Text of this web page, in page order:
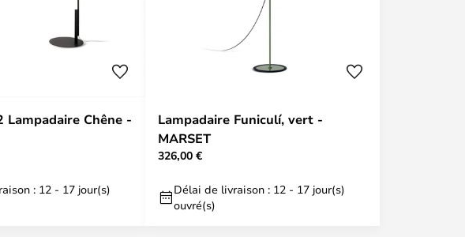
Lampadaire Chêne -
: 12 - 17 jour(s)
Lampadaire Funiculí, vert -
MARSET
326,00 €
Délai de livraison : 12 - 17 jour(s)
ouvré(s)